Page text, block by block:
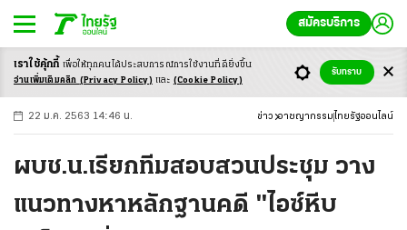
สมัครบริการ
-ก ก ก+
22 ม.ค. 2563 14:46 น. ข่าว อาชญากรรม ไทยรัฐออนไลน์
ผบช.น.เรียกทีมสอบสวนประชุม วาง
แนวทางหาหลักฐานคดี "ไอซ์หีบ
เราใช้คุ้กกี้ เพื่อให้ทุกคนได้ประสบการณ์การใช้งานที่ดียิ่งขึ้น
อ่านเพิ่มเติมคลิก (Privacy Policy) และ (Cookie Policy)
รับทราบ